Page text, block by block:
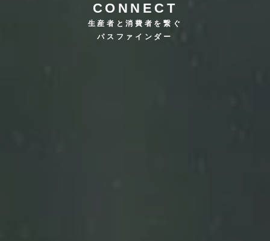
CONNECT
生産者と消費者を繋ぐ
パスファインダー